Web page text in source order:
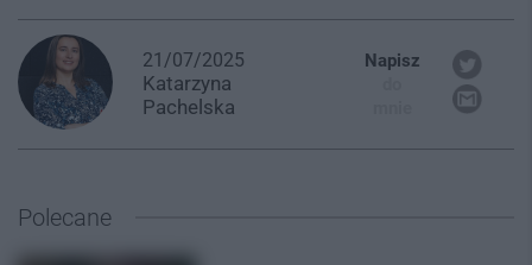
21/07/2025
Katarzyna
Pachelska
Napisz
Polecane